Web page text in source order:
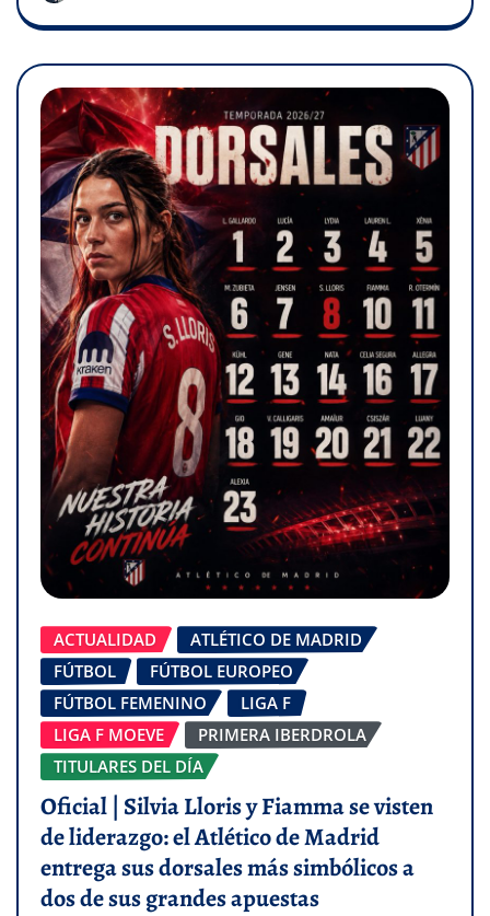
ACTUALIDAD
ATLÉTICO DE MADRID
FÚTBOL
FÚTBOL EUROPEO
FÚTBOL FEMENINO
LIGA F
LIGA F MOEVE
PRIMERA IBERDROLA
TITULARES DEL DÍA
Oficial | Silvia Lloris y Fiamma se visten
de liderazgo: el Atlético de Madrid
entrega sus dorsales más simbólicos a
dos de sus grandes apuestas